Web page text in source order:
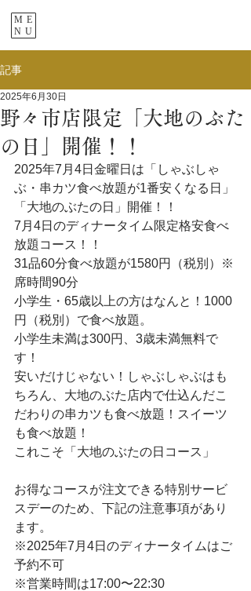
ME
NU
記事
野々市店限定「大地のぶた
の日」開催！！
2025年6月30日
2025年7月4日金曜日は「しゃぶしゃ
ぶ・串カツ食べ放題が1番安くなる日」
「大地のぶたの日」開催！！
7月4日のディナータイム限定格安食べ
放題コース！！
31品60分食べ放題が1580円（税別）※
席時間90分
小学生・65歳以上の方はなんと！1000
円（税別）で食べ放題。
小学生未満は300円、3歳未満無料で
す！
安いだけじゃない！しゃぶしゃぶはも
ちろん、大地のぶた店内で仕込んだこ
だわりの串カツも食べ放題！スイーツ
も食べ放題！
これこそ「大地のぶたの日コース」
お得なコースが注文できる特別サービ
スデーのため、下記の注意事項があり
ます。
※2025年7月4日のディナータイムはご
予約不可
※営業時間は17:00〜22:30